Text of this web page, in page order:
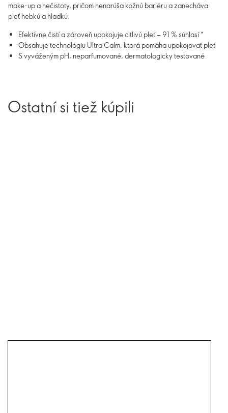
make-up a nečistoty, pričom nenarúša kožnú bariéru a zanecháva
pleť hebkú a hladkú.
Efektívne čistí a zároveň upokojuje citlivú pleť − 91 % súhlasí *
Obsahuje technológiu Ultra Calm, ktorá pomáha upokojovať pleť
S vyváženým pH, neparfumované, dermatologicky testované
Ostatní si tiež kúpili